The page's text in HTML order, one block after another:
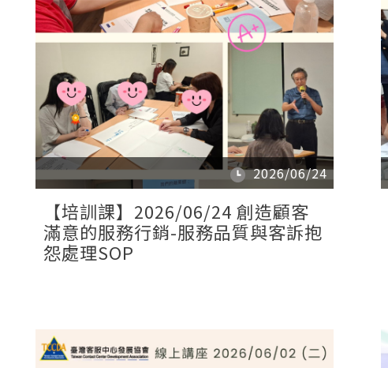
2026/06/24
【培訓課】2026/06/24 創造顧客
滿意的服務行銷-服務品質與客訴抱
怨處理SOP